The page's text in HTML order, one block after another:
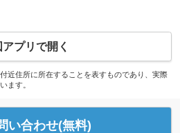
プリで開く
近住所に所在することを表すものであり、実際
ます。
い合わせ(無料)